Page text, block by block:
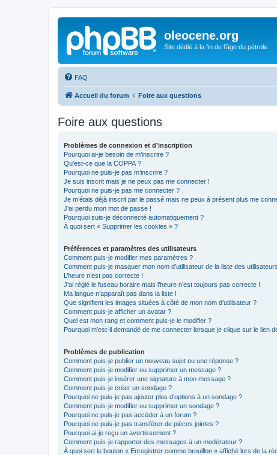
oleocene.org
Site dédié à la fin de l'âge du pétrole
FAQ
Accueil du forum Foire aux questions
Foire aux questions
Problèmes de connexion et d’inscription
Pourquoi ai-je besoin de m’inscrire ?
Qu’est-ce que la COPPA ?
Pourquoi ne puis-je pas m’inscrire ?
Je suis inscrit mais je ne peux pas me connecter !
Pourquoi ne puis-je pas me connecter ?
Je m’étais déjà inscrit par le passé mais ne peux à présent plus me
J’ai perdu mon mot de passe !
Pourquoi suis-je déconnecté automatiquement ?
À quoi sert « Supprimer les cookies » ?
Préférences et paramètres des utilisateurs
Comment puis-je modifier mes paramètres ?
Comment puis-je masquer mon nom d’utilisateur de la liste des
L’heure n’est pas correcte !
J’ai réglé le fuseau horaire mais l’heure n’est toujours pas correcte !
Ma langue n’apparaît pas dans la liste !
Que signifient les images situées à côté de mon nom d’utilisateur ?
Comment puis-je afficher un avatar ?
Quel est mon rang et comment puis-je le modifier ?
Pourquoi m’est-il demandé de me connecter lorsque je clique sur le lien
Problèmes de publication
Comment puis-je publier un nouveau sujet ou une réponse ?
Comment puis-je modifier ou supprimer un message ?
Comment puis-je insérer une signature à mon message ?
Comment puis-je créer un sondage ?
Pourquoi ne puis-je pas ajouter plus d’options à un sondage ?
Comment puis-je modifier ou supprimer un sondage ?
Pourquoi ne puis-je pas accéder à un forum ?
Pourquoi ne puis-je pas transférer de pièces jointes ?
Pourquoi ai-je reçu un avertissement ?
Comment puis-je rapporter des messages à un modérateur ?
À quoi sert le bouton « Enregistrer comme brouillon » affiché lors de la